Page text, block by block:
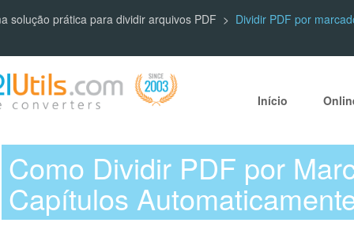
solução prática para dividir arquivos PDF Dividir PDF por
Início
Como Dividir PDF por
Capítulos